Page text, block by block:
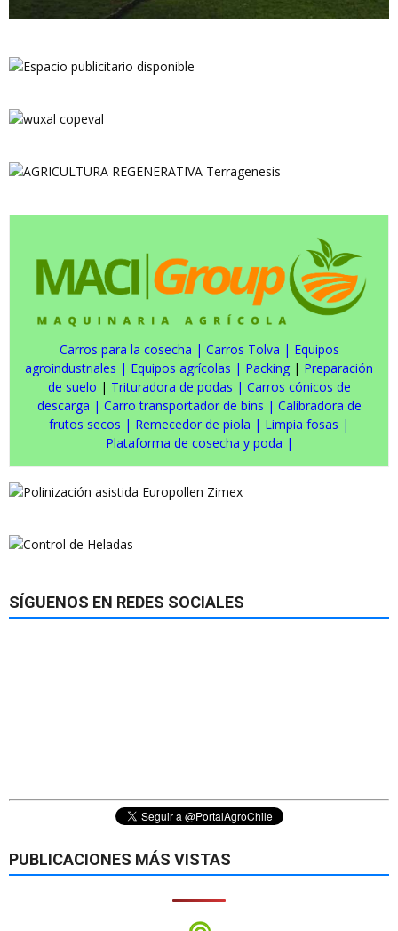
Carros para la cosecha | Carros Tolva | Equipos
agroindustriales | Equipos agrícolas | Packing | Preparación
de suelo | Trituradora de podas | Carros cónicos de
descarga | Carro transportador de bins | Calibradora de
frutos secos | Remecedor de piola | Limpia fosas |
Plataforma de cosecha y poda |
SÍGUENOS EN REDES SOCIALES
PUBLICACIONES MÁS VISTAS